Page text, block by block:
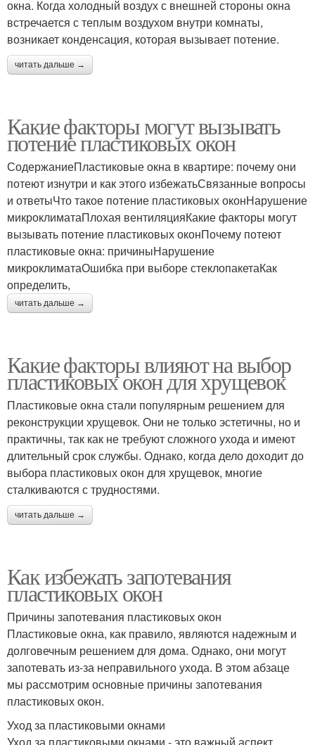
окна. Когда холодный воздух с внешней стороны окна
встречается с теплым воздухом внутри комнаты,
возникает конденсация, которая вызывает потение.
читать дальше →
Какие факторы могут вызывать
потение пластиковых окон
СодержаниеПластиковые окна в квартире: почему они
потеют изнутри и как этого избежатьСвязанные вопросы
и ответыЧто такое потение пластиковых оконНарушение
микроклиматаПлохая вентиляцияКакие факторы могут
вызывать потение пластиковых оконПочему потеют
пластиковые окна: причиныНарушение
микроклиматаОшибка при выборе стеклопакетаКак
определить,
читать дальше →
Какие факторы влияют на выбор
пластиковых окон для хрущевок
Пластиковые окна стали популярным решением для
реконструкции хрущевок. Они не только эстетичны, но и
практичны, так как не требуют сложного ухода и имеют
длительный срок службы. Однако, когда дело доходит до
выбора пластиковых окон для хрущевок, многие
сталкиваются с трудностями.
читать дальше →
Как избежать запотевания
пластиковых окон
Причины запотевания пластиковых окон
Пластиковые окна, как правило, являются надежным и
долговечным решением для дома. Однако, они могут
запотевать из-за неправильного ухода. В этом абзаце
мы рассмотрим основные причины запотевания
пластиковых окон.
Уход за пластиковыми окнами